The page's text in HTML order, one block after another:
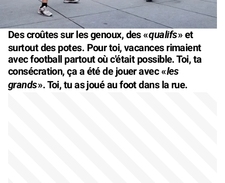
Des croûtes sur les genoux, des «qualifs» et
surtout des potes. Pour toi, vacances rimaient
avec football partout où c'était possible. Toi, ta
consécration, ça a été de jouer avec «les
grands». Toi, tu as joué au foot dans la rue.